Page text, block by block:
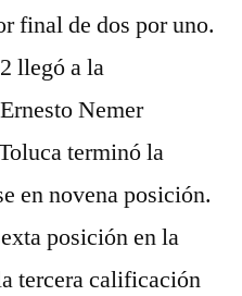
final de dos por uno.
llegó a la
Nemer
terminó la
en novena posición.
posición en la
tercera calificación